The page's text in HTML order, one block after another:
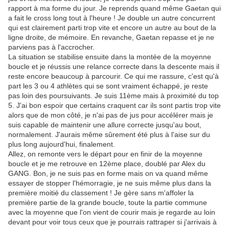
rapport à ma forme du jour. Je reprends quand même Gaetan qui
a fait le cross long tout à l'heure ! Je double un autre concurrent
qui est clairement parti trop vite et encore un autre au bout de la
ligne droite, de mémoire. En revanche, Gaetan repasse et je ne
parviens pas à l'accrocher.
La situation se stabilise ensuite dans la montée de la moyenne
boucle et je réussis une relance correcte dans la descente mais il
reste encore beaucoup à parcourir. Ce qui me rassure, c'est qu'à
part les 3 ou 4 athlètes qui se sont vraiment échappé, je reste
pas loin des poursuivants. Je suis 11ème mais à proximité du top
5. J'ai bon espoir que certains craquent car ils sont partis trop vite
alors que de mon côté, je n'ai pas de jus pour accélérer mais je
suis capable de maintenir une allure correcte jusqu'au bout,
normalement. J'aurais même sûrement été plus à l'aise sur du
plus long aujourd'hui, finalement.
Allez, on remonte vers le départ pour en finir de la moyenne
boucle et je me retrouve en 12ème place, doublé par Alex du
GANG. Bon, je ne suis pas en forme mais on va quand même
essayer de stopper l'hémorragie, je ne suis même plus dans la
première moitié du classement ! Je gère sans m'affoler la
première partie de la grande boucle, toute la partie commune
avec la moyenne que l'on vient de courir mais je regarde au loin
devant pour voir tous ceux que je pourrais rattraper si j'arrivais à